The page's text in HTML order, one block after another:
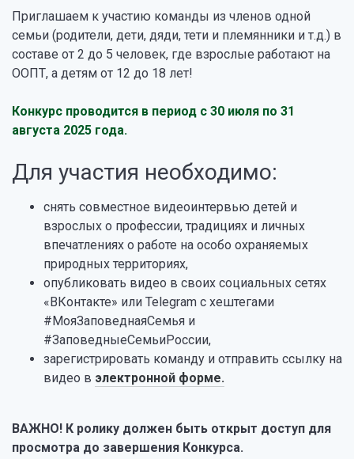
Приглашаем к участию команды из членов одной
семьи (родители, дети, дяди, тети и племянники и т.д.) в
составе от 2 до 5 человек, где взрослые работают на
ООПТ, а детям от 12 до 18 лет!
Конкурс проводится в период с 30 июля по 31
августа 2025 года.
Для участия необходимо:
снять совместное видеоинтервью детей и
взрослых о профессии, традициях и личных
впечатлениях о работе на особо охраняемых
природных территориях,
опубликовать видео в своих социальных сетях
«ВКонтакте» или Telegram с хештегами
#МояЗаповеднаяСемья и
#ЗаповедныеСемьиРоссии,
зарегистрировать команду и отправить ссылку на
видео в электронной форме.
ВАЖНО! К ролику должен быть открыт доступ для
просмотра до завершения Конкурса.